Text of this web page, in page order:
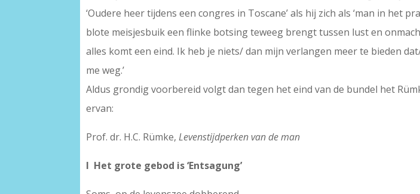
‘Oudere heer tijdens een congres in Toscane’ als hij zich als ‘man in het
blote meisjesbuik een flinke botsing teweeg brengt tussen lust en
alles komt een eind. Ik heb je niets/ dan mijn verlangen meer te bieden
me weg.’
Aldus grondig voorbereid volgt dan tegen het eind van de bundel het
ervan:
Prof. dr. H.C. Rümke,Levenstijdperken van de man
I Het grote gebod is ‘Entsagung’